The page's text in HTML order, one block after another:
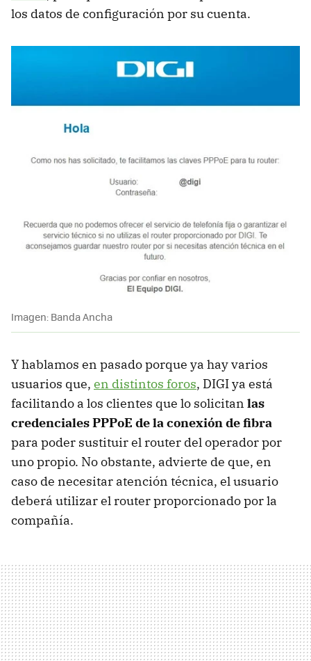
los datos de configuración por su cuenta.
Imagen: Banda Ancha
Y hablamos en pasado porque ya hay varios
usuarios que, en distintos foros, DIGI ya está
facilitando a los clientes que lo solicitan las
credenciales PPPoE de la conexión de fibra
para poder sustituir el router del operador por
uno propio. No obstante, advierte de que, en
caso de necesitar atención técnica, el usuario
deberá utilizar el router proporcionado por la
compañía.